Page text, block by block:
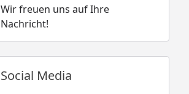
Wir freuen uns auf Ihre
Nachricht!
Social Media